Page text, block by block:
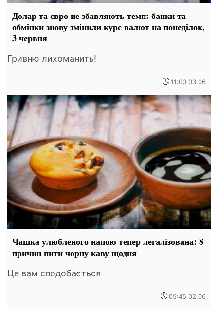
Долар та євро не збавляють темп: банки та
обмінки знову змінили курс валют на понеділок,
3 червня
Гривню лихоманить!
11:00 03.06
Чашка улюбленого напою тепер легалізована: 8
причин пити чорну каву щодня
Це вам сподобається
05:45 02.06